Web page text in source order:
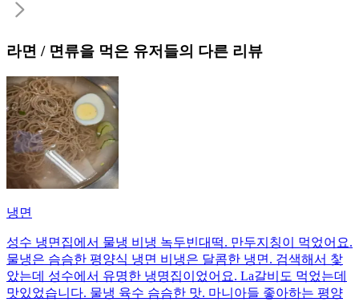
라면 / 면류을 먹은 유저들의 다른 리뷰
냉면
성수 냉면집에서 물냉 비냉 녹두빈대떡. 만두지칭이 먹었어요.
물냉은 슴슴한 평양식 냉면 비냉은 달콤한 냉면. 검색해서 찿
았는데 성수에서 유명한 냉명집이었어요. La갈비도 먹었는데
맛있었습니다. 물냉 육수 슴슴한 맛. 마니아들 좋아하는 평양